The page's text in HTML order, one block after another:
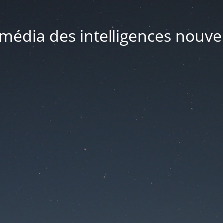
des intelligences